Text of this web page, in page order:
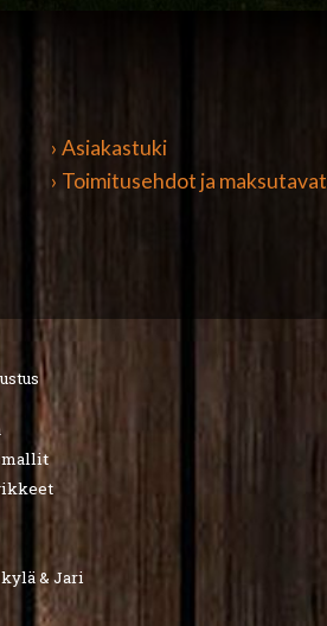
› Asiakastuki
› Toimitusehdot ja maksutavat
& Jari